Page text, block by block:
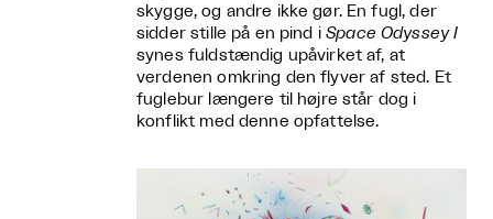
skygge, og andre ikke gør. En fugl, der
sidder stille på en pind iSpace Odyssey I
synes fuldstændig upåvirket af, at
verdenen omkring den flyver af sted. Et
fuglebur længere til højre står dog i
konflikt med denne opfattelse.